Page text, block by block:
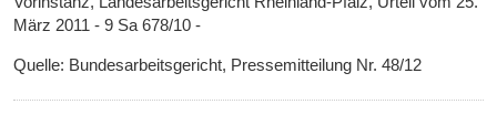
März 2011 - 9 Sa 678/10 -
Quelle: Bundesarbeitsgericht, Pressemitteilung Nr. 48/12